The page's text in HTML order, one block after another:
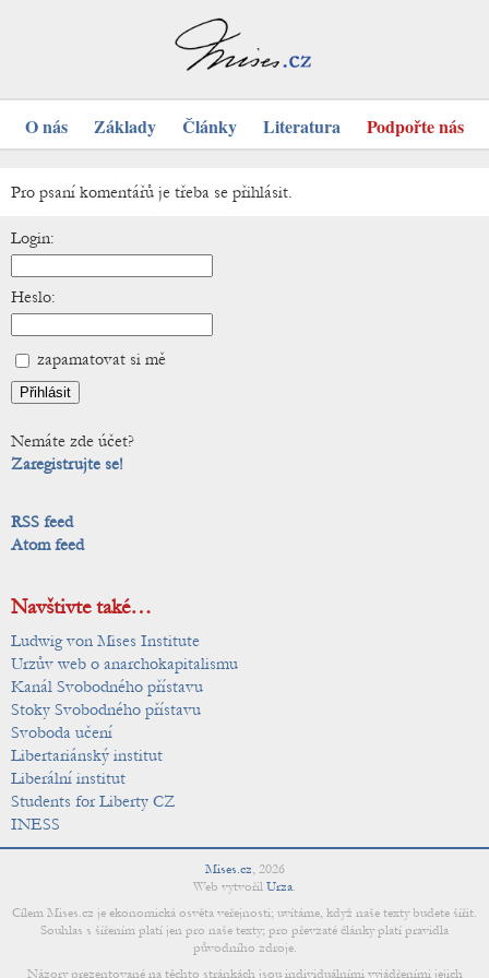
O nás Základy Články Literatura Podpořte nás
Pro psaní komentářů je třeba se přihlásit.
Login:
Heslo:
zapamatovat si mě
Nemáte zde účet?
Zaregistrujte se!
RSS feed
Atom feed
Navštivte také…
Ludwig von Mises Institute
Urzův web o anarchokapitalismu
Kanál Svobodného přístavu
Stoky Svobodného přístavu
Svoboda učení
Libertariánský institut
Liberální institut
Students for Liberty CZ
INESS
Mises.cz, 2026
Web vytvořil Urza.
Cílem Mises.cz je ekonomická osvěta veřejnosti; uvítáme, když naše texty budete šířit.
Souhlas s šířením platí jen pro naše texty; pro převzaté články platí pravidla
původního zdroje.
Názory prezentované na těchto stránkách jsou individuálními vyjádřeními jejich